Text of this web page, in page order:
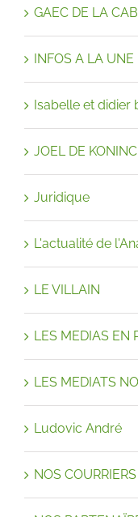
GAEC DE LA
INFOS A LA UNE
Isabelle et didier
JOEL DE
Juridique
L'actualité de
LE VILLAIN
LES MEDIAS EN
LES MEDIATS
Ludovic André
NOS COURRIERS